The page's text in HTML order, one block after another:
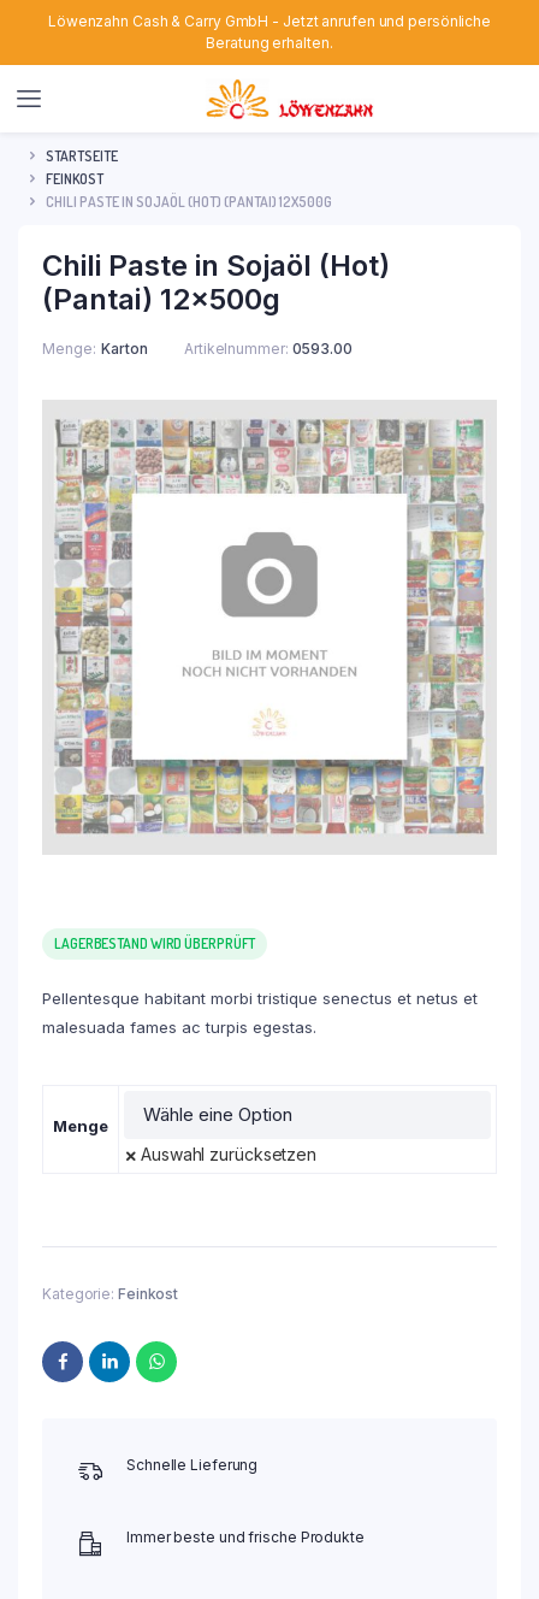
Löwenzahn Cash & Carry GmbH - Jetzt anrufen und persönliche
Beratung erhalten.
STARTSEITE
FEINKOST
CHILI PASTE IN SOJAÖL (HOT) (PANTAI) 12X500G
Chili Paste in Sojaöl (Hot)
(Pantai) 12x500g
Menge Karton Artikelnummer: 0593.00
LAGERBESTAND WIRD ÜBERPRÜFT
Pellentesque habitant morbi tristique senectus et netus et
malesuada fames ac turpis egestas.
Menge
Auswahl zurücksetzen
Kategorie: Feinkost
Schnelle Lieferung
Immer beste und frische Produkte